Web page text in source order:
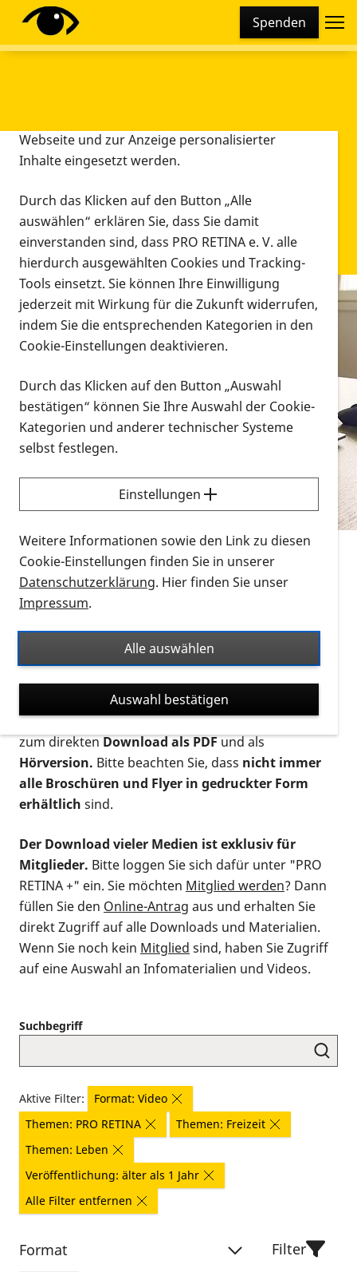
Spenden
Infomaterial
Infomaterial
Vorlesen
Alle Infomaterialien in verschiedenen
Formaten an einem Ort
Sie möchten wissen, wie Sie nach Infonmaterial
suchen und dieses bestellen bzw. herunterladen
können? Schauen Sie sich dieErklärvideos zum
Thema Infomaterial auf der PRO RETINA-Website
für blinde und sehbehinderte Menschen an.
Auf dieser Seite finden Sie sämtliches Infomaterial
Ort. Nutzen Sie den Formatfilter, um ausschließlich
nach Flyern und Broschüren, Audios oder Videos zu
suchen. Die meisten Flyer und Broschüren werden in
verschiedenen Formaten angeboten: zur
postalischen Bestellung als gedruckte Variante
zum direktenDownload als PDFund als
Hörversion. Bitte beachten Sie, dass nicht immer
alle Broschüren und Flyer in gedruckter Form
erhältlich sind.
Der Download vieler Medien ist exklusiv für
Mitglieder. Bitte loggen Sie sich dafür unter "PRO
RETINA +" ein. Sie möchten Mitglied werden? Dann
füllen Sie den Online-Antrag aus und erhalten Sie
direkt Zugriff auf alle Downloads und Materialien.
Wenn Sie noch kein Mitglied sind, haben Sie Zugriff
auf eine Auswahl an Infomaterialien und Videos.
Suchbegriff
Aktive Filter:
Format: Video
Themen: PRO RETINA
Themen: Freizeit
Themen: Leben
Veröffentlichung: älter als 1 Jahr
Alle Filter entfernen
Format Filter
Diese Webseite setzt verschiedene Cookies und
Tracking-Tools ein. Dies beinhaltet Cookies und
Webseite und zur Anzeige personalisierter
Inhalte eingesetzt werden.
Durch das Klicken auf den Button „Alle
auswählen“ erklären Sie, dass Sie damit
einverstanden sind, dass PRO RETINA e. V. alle
hierdurch ausgewählten Cookies und Tracking-
Tools einsetzt. Sie können Ihre Einwilligung
jederzeit mit Wirkung für die Zukunft widerrufen,
indem Sie die entsprechenden Kategorien in den
Cookie-Einstellungen deaktivieren.
Durch das Klicken auf den Button „Auswahl
bestätigen“ können Sie Ihre Auswahl der Cookie-
Kategorien und anderer technischer Systeme
selbst festlegen.
Einstellungen
Weitere Informationen sowie den Link zu diesen
Cookie-Einstellungen finden Sie in unserer
Datenschutzerklärung. Hier finden Sie unser
Impressum.
Alle auswählen
Auswahl bestätigen